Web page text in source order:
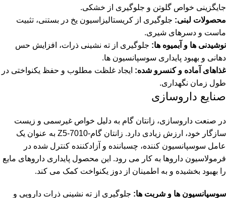
جایگزینی خواص گلوتن و جلوگیری از خشکی.
محصولات لبنی: جلوگیری از کریستالیزاسیون یخ در بستنی، تثبیت
ماست و دسرهای شیری.
نوشیدنی ها و آبمیوه ها: جلوگیری از ته نشینی ذرات، افزایش حس
دهانی و بهبود پایداری سوسپانسیون ها.
غذاهای آماده و کنسرو شده: ایجاد غلظت مطلوب و حفظ یکنواختی در
طول زمان نگهداری.
صنایع داروسازی
در صنعت داروسازی، زانتان گام به دلیل خواص غیرسمی و زیست
سازگار خود، ارزش زیادی دارد. زانتان گام-Z5-7010 به عنوان یک
عامل سوسپانسیون کننده، چسباننده و آزادکننده کنترل شده در
فرمولاسیون داروها به کار می رود. این محصول پایداری داروهای مایع
را بهبود بخشیده و به اطمینان از دوز یکنواخت کمک می کند.
سوسپانسیون ها و شربت ها: جلوگیری از ته نشینی ذرات دارویی و